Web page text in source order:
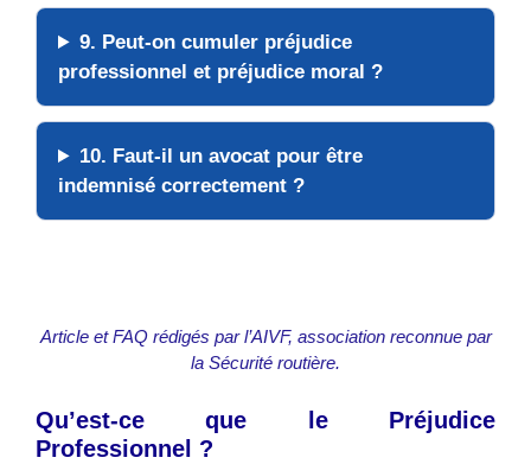
9. Peut-on cumuler préjudice
professionnel et préjudice moral ?
10. Faut-il un avocat pour être
indemnisé correctement ?
Article et FAQ rédigés par l’AIVF, association reconnue par
la Sécurité routière.
Qu’est-ce que le Préjudice
Professionnel ?